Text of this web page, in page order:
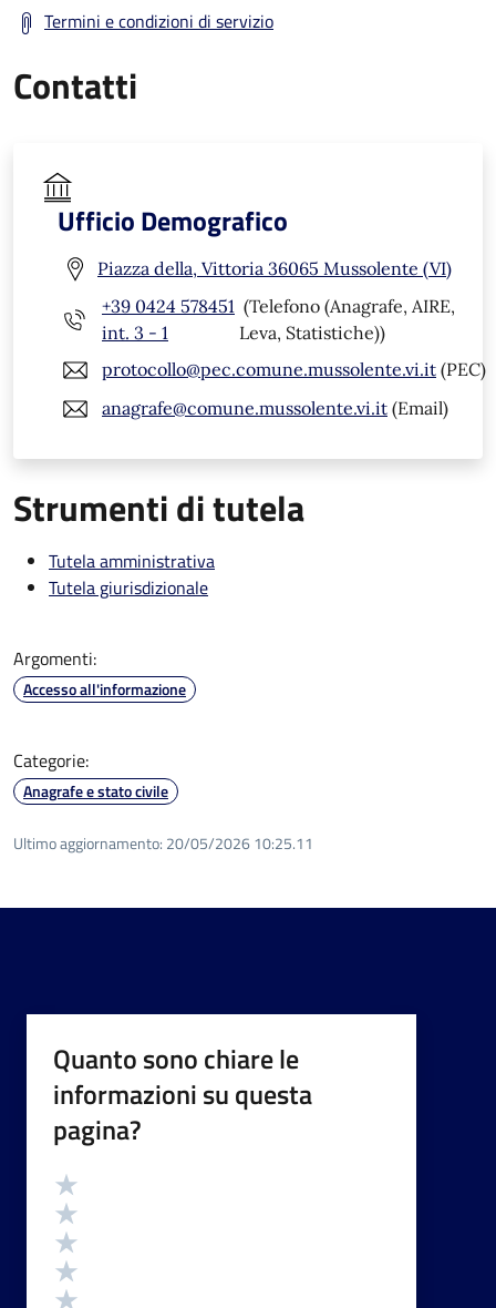
Termini e condizioni di servizio
Contatti
Ufficio Demografico
Piazza della, Vittoria 36065 Mussolente (VI)
+39 0424 578451
int. 3 - 1
(Telefono (Anagrafe, AIRE,
Leva, Statistiche))
protocollo@pec.comune.mussolente.vi.it (PEC)
anagrafe@comune.mussolente.vi.it (Email)
Strumenti di tutela
Tutela amministrativa
Tutela giurisdizionale
Argomenti:
Accesso all'informazione
Categorie:
Anagrafe e stato civile
Ultimo aggiornamento: 20/05/2026 10:25.11
Quanto sono chiare le
informazioni su questa
pagina?
Valutazione